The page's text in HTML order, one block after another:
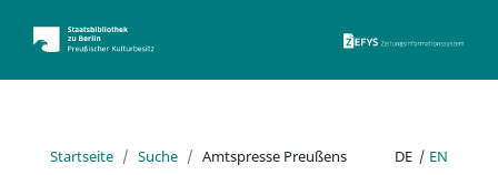
Startseite Suche Amtspresse Preußens DE | EN